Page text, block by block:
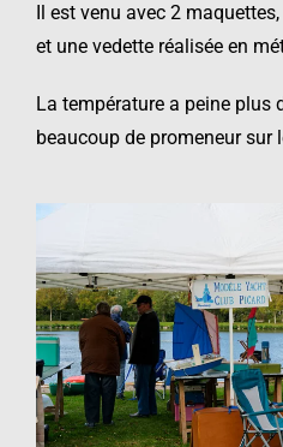
Il est venu avec 2
et une vedette réalisée en
La température a peine plus
beaucoup de promeneur sur